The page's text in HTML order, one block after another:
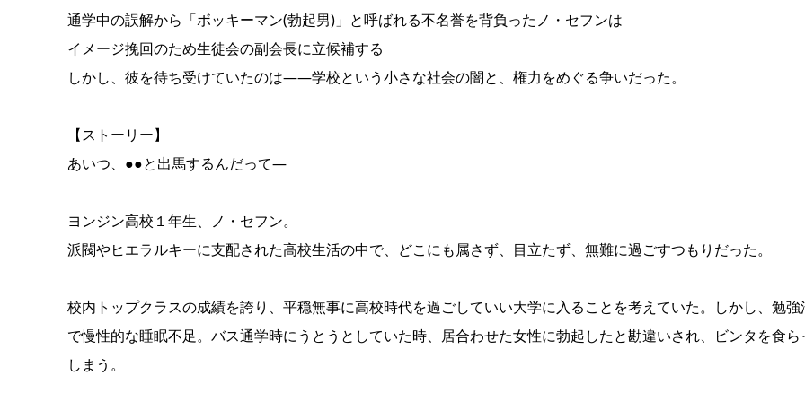
通学中の誤解から「ボッキーマン(勃起男)」と呼ばれる不名誉を背負ったノ・セフンは
イメージ挽回のため生徒会の副会長に立候補する
しかし、彼を待ち受けていたのは――学校という小さな社会の闇と、権力をめぐる争いだった。
【ストーリー】
あいつ、●●と出馬するんだって―
ヨンジン高校１年生、ノ・セフン。
派閥やヒエラルキーに支配された高校生活の中で、どこにも属さず、目立たず、無難に過ごすつもりだった。
校内トップクラスの成績を誇り、平穏無事に高校時代を過ごしていい大学に入ることを考えていた。しかし、勉強
で慢性的な睡眠不足。バス通学時にうとうとしていた時、居合わせた女性に勃起したと勘違いされ、ビンタを食ら
しまう。